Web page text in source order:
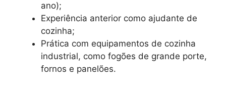
ano);
Experiência anterior como ajudante de
cozinha;
Prática com equipamentos de cozinha
industrial, como fogões de grande porte,
fornos e panelões.